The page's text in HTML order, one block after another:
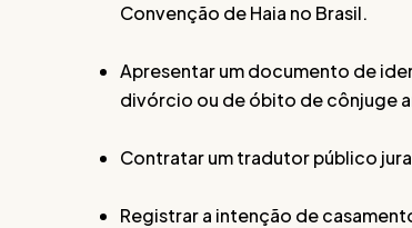
Convenção de Haia no Brasil.
Apresentar um documento de
divórcio ou de óbito de cônjuge
Contratar um tradutor público
Registrar a intenção de